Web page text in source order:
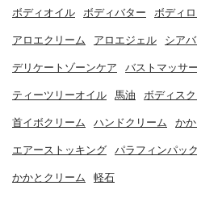
ボディオイル ボディバター ボディ
アロエクリーム アロエジェル シア
デリケートゾーンケア バストマッサ
ティーツリーオイル 馬油 ボディス
首イボクリーム ハンドクリーム か
エアーストッキング パラフィンパック
かかとクリーム 軽石